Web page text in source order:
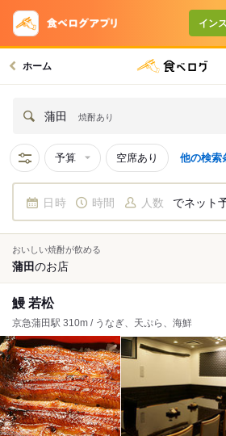
イン
ホーム
蒲田 焼酎あり
予算 空席あり 他の検索
日時 時間 人数 でネット
おいしい焼酎が飲める
蒲田のお店
鰻 若松
京急蒲田駅 310m / うなぎ、天ぷら、海鮮